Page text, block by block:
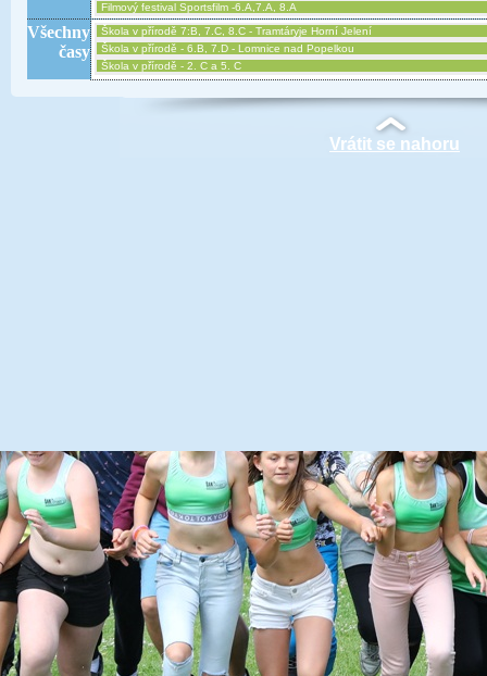
Filmový festival Sportsfilm -6.A,7.A, 8.A
Všechny
časy
Škola v přírodě 7:B, 7.C, 8.C - Tramtáryje Horní Jelení
Škola v přírodě - 6.B, 7.D - Lomnice nad Popelkou
Škola v přírodě - 2. C a 5. C
Vrátit se nahoru